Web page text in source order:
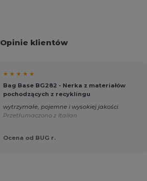
Opinie klientów
★ ★ ★ ★ ★
Bag Base BG282 - Nerka z materiałów
pochodzących z recyklingu
wytrzymałe, pojemne i wysokiej jakości.
Przetłumaczono z Italian
Ocena od BUG r.